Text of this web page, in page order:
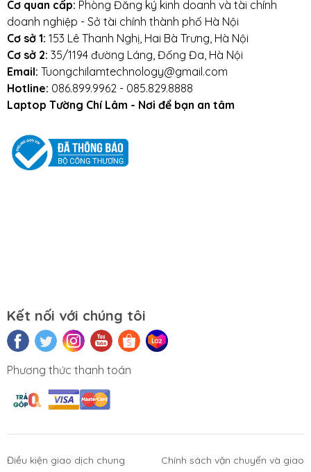
Cơ quan cấp: Phòng Đăng ký kinh doanh và tài chính
doanh nghiệp - Sở tài chính thành phố Hà Nội
Cơ sở 1: 153 Lê Thanh Nghị, Hai Bà Trưng, Hà Nội
Cơ sở 2: 35/1194 đường Láng, Đống Đa, Hà Nội
Email: Tuongchilamtechnology@gmail.com
Hotline: 086.899.9962 - 085.829.8888
Laptop Tường Chí Lâm - Nơi để bạn an tâm
Kết nối với chúng tôi
Phương thức thanh toán
Điều kiện giao dịch chung
Chính sách vận chuyển và giao